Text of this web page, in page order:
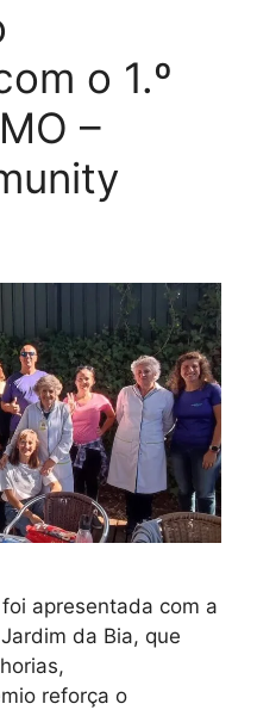
o 1.º
–
apresentada com a
da Bia, que
reforça o